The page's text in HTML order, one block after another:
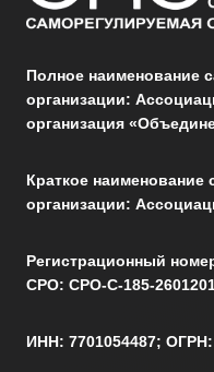
Полное наименование
организации:
организация
Краткое наименование
организации:
Регистрационный
СРО: СРО-С-185-
ИНН: 7701054487; ОГРН: